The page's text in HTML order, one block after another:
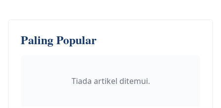
Paling Popular
Tiada artikel ditemui.